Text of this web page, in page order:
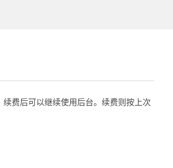
续费后可以继续使用后台。续费则按上次